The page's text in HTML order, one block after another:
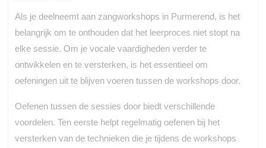
Als je deelneemt aan zangworkshops in Purmerend, is het
belangrijk om te onthouden dat het leerproces niet stopt na
elke sessie. Om je vocale vaardigheden verder te
ontwikkelen en te versterken, is het essentieel om
oefeningen uit te blijven voeren tussen de workshops door.
Oefenen tussen de sessies door biedt verschillende
voordelen. Ten eerste helpt regelmatig oefenen bij het
versterken van de technieken die je tijdens de workshops